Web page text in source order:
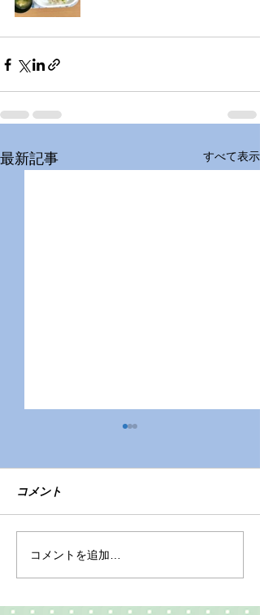
最新記事 すべて表示
令和7年度園児募集
コメント
コメントを追加…